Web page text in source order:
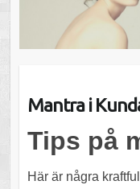
Mantra i
Tips på
Här är några